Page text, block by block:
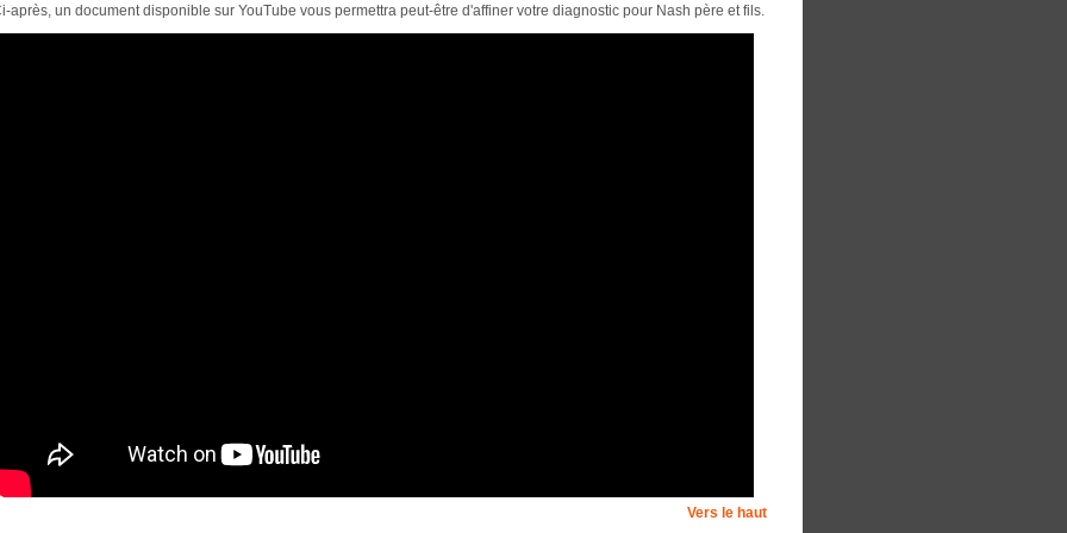
après, un document disponible sur YouTube vous permettra peut-être d'affiner votre diagnostic pour Nash père et fils.
Vers le haut